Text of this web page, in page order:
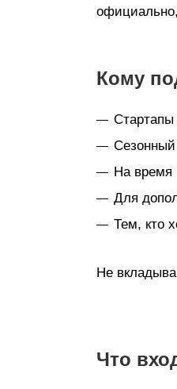
Кому
Стартапы
Сезонный
На время
Для
Тем, кто
Не
Что